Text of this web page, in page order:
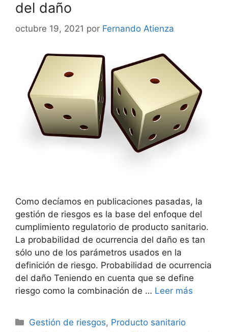
del daño
octubre 19, 2021 por Fernando Atienza
Como decíamos en publicaciones pasadas, la
gestión de riesgos es la base del enfoque del
cumplimiento regulatorio de producto sanitario.
La probabilidad de ocurrencia del daño es tan
sólo uno de los parámetros usados en la
definición de riesgo. Probabilidad de ocurrencia
del daño Teniendo en cuenta que se define
riesgo como la combinación de … Leer más
Gestión de riesgos, Producto sanitario